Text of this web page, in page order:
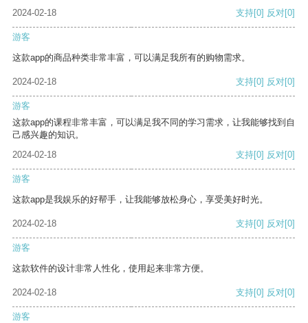
2024-02-18 支持[0] 反对[0]
游客
这款app的商品种类非常丰富，可以满足我所有的购物需求。
2024-02-18 支持[0] 反对[0]
游客
这款app的课程非常丰富，可以满足我不同的学习需求，让我能够找到自
己感兴趣的知识。
2024-02-18
支持[0] 反对[0]
游客
这款app是我娱乐的好帮手，让我能够放松身心，享受美好时光。
2024-02-18 支持[0] 反对[0]
游客
这款软件的设计非常人性化，使用起来非常方便。
2024-02-18 支持[0] 反对[0]
游客